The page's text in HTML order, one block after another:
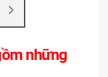
những